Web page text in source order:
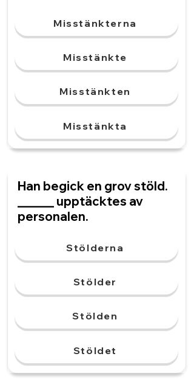
Misstänkterna
Misstänkte
Misstänkten
Misstänkta
Han begick en grov stöld.
______ upptäcktes av
personalen.
Stölderna
Stölder
Stölden
Stöldet